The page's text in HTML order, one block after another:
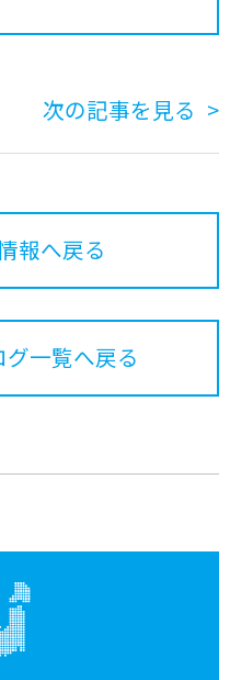
次の記事を見る
報へ戻る
一覧へ戻る